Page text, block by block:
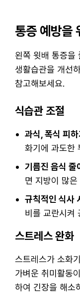
통증 예방을
왼쪽 윗배 통증을
생활습관을 개선
참고해보세요.
식습관 조절
과식, 폭식 피하
화기에 과도한
기름진 음식 줄
면 지방이 많
규칙적인 식사
비를 교란시켜
스트레스 완화
스트레스가 소화
가벼운 취미활동
하여 긴장을 해소